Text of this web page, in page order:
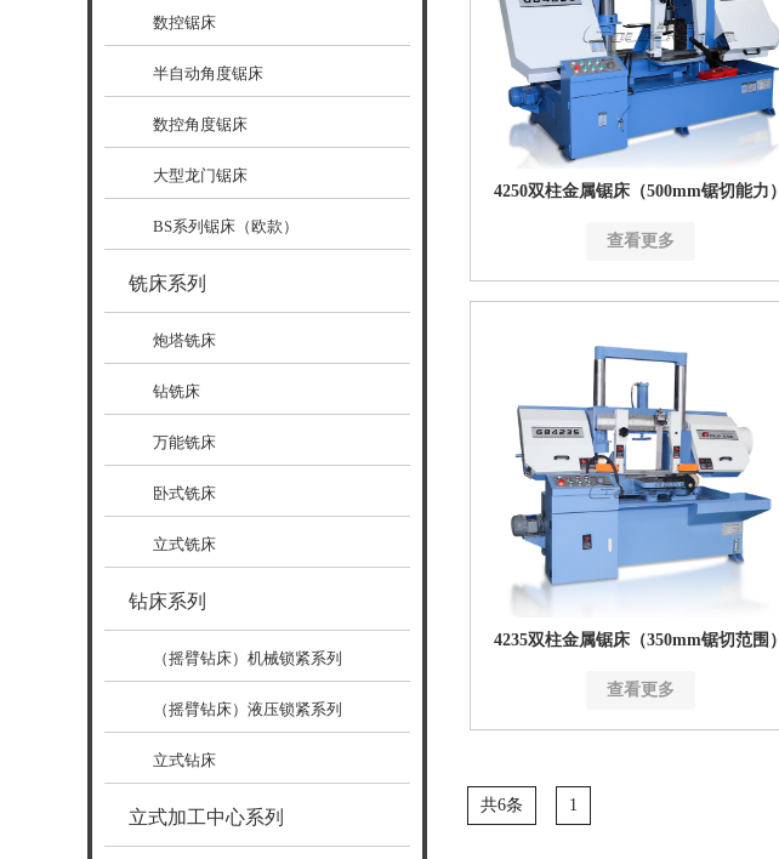
数控锯床
半自动角度锯床
数控角度锯床
大型龙门锯床
BS系列锯床（欧款）
铣床系列
炮塔铣床
钻铣床
万能铣床
卧式铣床
立式铣床
钻床系列
（摇臂钻床）机械锁紧系列
（摇臂钻床）液压锁紧系列
立式钻床
立式加工中心系列
4250双柱金属锯床（500mm锯切能力）
查看更多
4235双柱金属锯床（350mm锯切范围）
查看更多
共6条 1